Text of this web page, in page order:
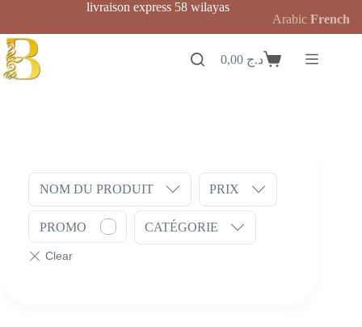
contenu
livraison express 58 wilayas
Panierد.ج
NOM DU PRODUIT PRIX
PROMO CATÉGORIE
Arabic French